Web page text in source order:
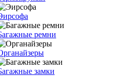
ремни
замки